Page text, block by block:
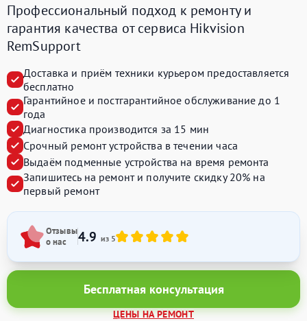
Профессиональный подход к ремонту и
гарантия качества от сервиса Hikvision
RemSupport
Доставка и приём техники курьером предоставляется
бесплатно
Гарантийное и постгарантийное обслуживание до 1
года
Диагностика производится за 15 мин
Срочный ремонт устройства в течении часа
Выдаём подменные устройства на время ремонта
Запишитесь на ремонт и получите скидку 20% на
первый ремонт
Отзывы
о нас
4.9 из 5
Бесплатная консультация
ЦЕНЫ НА РЕМОНТ